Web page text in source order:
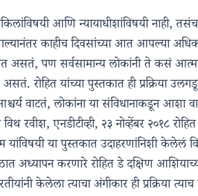
आणि न्यायाधीशांविषयी नाही,
काहीच दिवसांच्या आत आपल्या
असतं, पण सर्वसामान्य लोकांनी ते कसं
रोहित यांच्या पुस्तकात ही प्रक्रिया
वाटतं, लोकांना या संविधानाकडून
विथ रवीश, एनडीटीव्ही, २३ नोव्हेंबर २०१८
यांविषयी या पुस्तकात उदाहरणांनिशी
अध्यापन करणारे रोहित डे दक्षिण
केलेला त्याचा अंगीकार ही प्रक्रिया